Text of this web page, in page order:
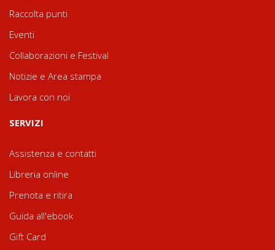
Raccolta punti
Eventi
Collaborazioni e Festival
Notizie e Area stampa
Lavora con noi
SERVIZI
Assistenza e contatti
Libreria online
Prenota e ritira
Guida all'ebook
Gift Card